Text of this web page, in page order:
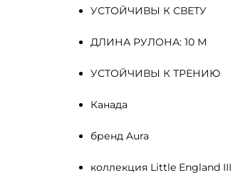
УСТОЙЧИВЫ К СВЕТУ
ДЛИНА РУЛОНА: 10 М
УСТОЙЧИВЫ К ТРЕНИЮ
Канада
бренд Aura
коллекция Little England III